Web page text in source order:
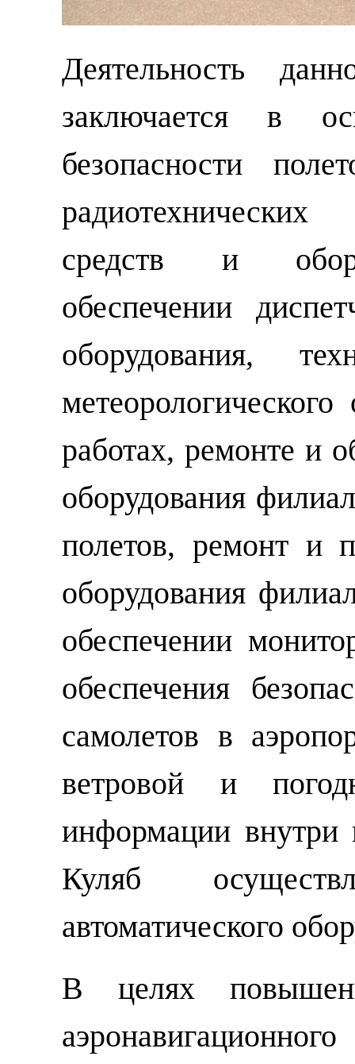
Деятельность
заключается в
безопасности
средств и
обеспечении
оборудования,
работах, ремонте и
оборудования
полетов, ремонт и
оборудования
обеспечении
обеспечения
самолетов в
ветровой и
информации внутри
Куляб
автоматического
В целях